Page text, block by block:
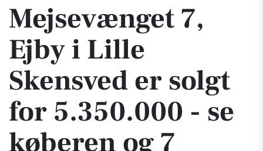
Mejsevænget 7,
Ejby i Lille
Skensved er solgt
for 5.350.000 - se
køberen og 7